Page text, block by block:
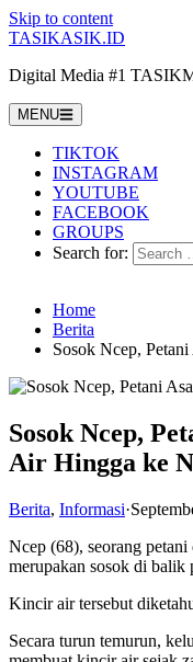
Skip to content
TASIKASIK.ID
Digital Media #1
MENU
TIKTOK
INSTAGRAM
YOUTUBE
FACEBOOK
GROUPS
Search for:
Home
Berita
Sosok Ncep,
Sosok Ncep,
Air Hingga ke
Berita, Informasi·
Ncep (68), seorang
merupakan sosok di balik
Kincir air tersebut
Secara turun temurun,